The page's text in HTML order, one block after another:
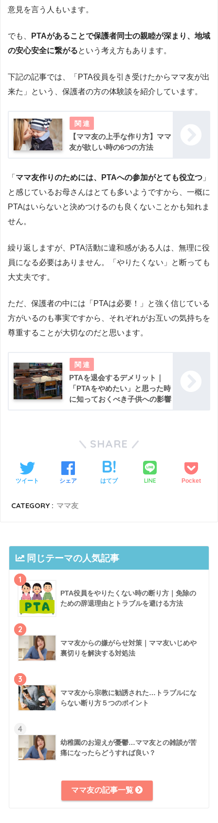
意見を言う人もいます。
でも、
PTAがあることで保護者同士の親睦が深まり、地域
の安心安全に繋がるという考え方もあります。
下記の記事では、「PTA役員を引き受けたからママ友が出
来た」という、保護者の方の体験談を紹介しています。
【ママ友の上手な作り方】ママ
友が欲しい時の6つの方法
「 ママ友作りのためには、PTAへの参加がとても役立つ 」
と感じているお母さんはとても多いようですから、一概に
PTAはいらないと決めつけるのも良くないことかも知れま
せん。
繰り返しますが、PTA活動に違和感がある人は、無理に役
員になる必要はありません。「やりたくない」と断っても
大丈夫です。
ただ、保護者の中には「PTAは必要！」と強く信じている
方がいるのも事実ですから、それぞれがお互いの気持ちを
尊重することが大切なのだと思います。
PTAを退会するデメリット｜
「PTAをやめたい」と思った時
に知っておくべき子供への影響
SHARE
ツイート シェア はてブ LINE Pocket
CATEGORY : ママ友
同じテーマの人気記事
1
PTA役員をやりたくない時の断り方｜免除の
ための辞退理由とトラブルを避ける方法
2
ママ友からの嫌がらせ対策｜ママ友いじめや
裏切りを解決する対処法
3
ママ友から宗教に勧誘された…トラブルにな
らない断り方５つのポイント
4
幼稚園のお迎えが憂鬱…ママ友との雑談が苦
痛になったらどうすれば良い？
ママ友の記事一覧